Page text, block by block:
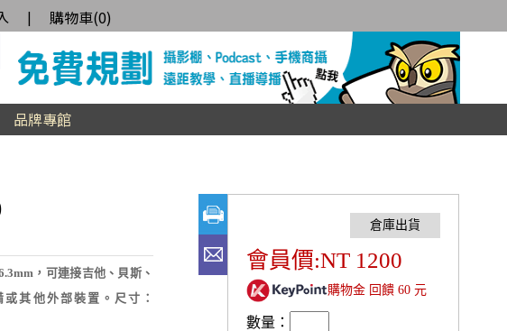
| 購物車(0)
品牌專館
，可連接吉他、貝斯、
其他外部裝置。尺寸：
會員價:NT 1200
購物金 回饋 60 元
數量：